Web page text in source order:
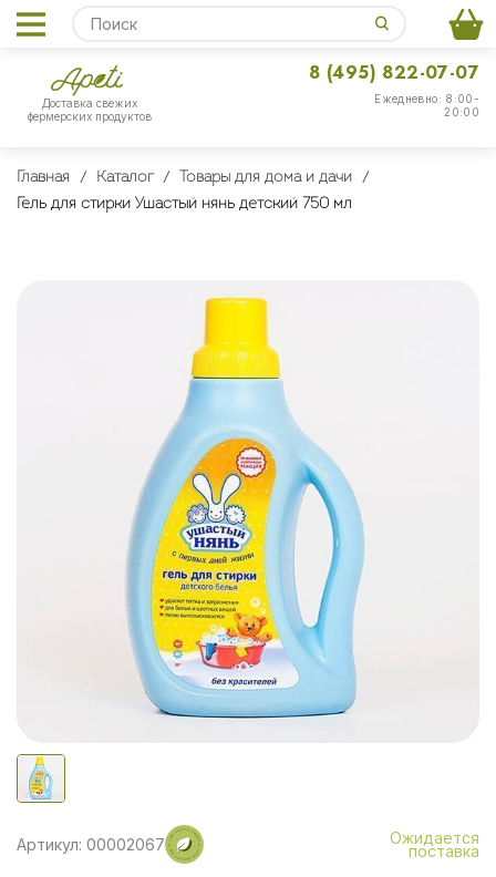
Доставка свежих
фермерских продуктов
Ежедневно: 8:00-
20:00
8 (495) 822-07-07
Главная Каталог
Товары для дома и дачи
Гель для стирки Ушастый нянь детский 750 мл
Артикул: 00002067 Ожидается
поставка